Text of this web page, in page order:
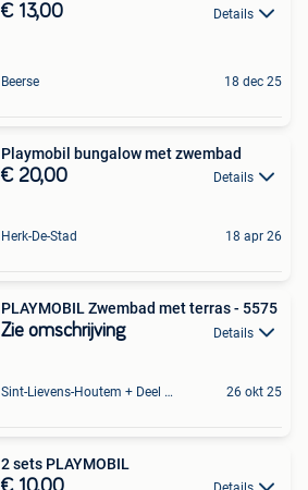
€ 13,00 Details
Beerse 18 dec 25
Playmobil bungalow met zwembad
€ 20,00 Details
Herk-De-Stad 18 apr 26
PLAYMOBIL Zwembad met terras - 5575
Zie omschrijving Details
Sint-Lievens-Houtem + Deel Oombergen 26 okt 25
2 sets PLAYMOBIL